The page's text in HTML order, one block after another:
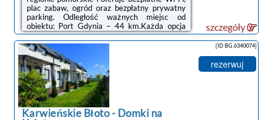
plac zabaw, ogród oraz bezpłatny prywatny
parking. Odległość ważnych miejsc od
obiektu: Port Gdynia – 44 km.Każda opcja
zakwaterowania ma taras i wyposażona jest
w telewizor z płaskim ekranem. We
wszystkich opcjach znajduje się kuchnia z
pełnym wyposażeniem, w tym lodówką, jak
również część wypoczynkowa z rozkładaną
sofą oraz prywatna łazienka z prysznicem i
suszarką do włosów. Wyposażenie obejmuje
również mikrofalówkę, płytę kuchenną, ...
szczegóły
Karwieńskie Błoto- Domki na
[ID BG.6340074]
rezerwuj